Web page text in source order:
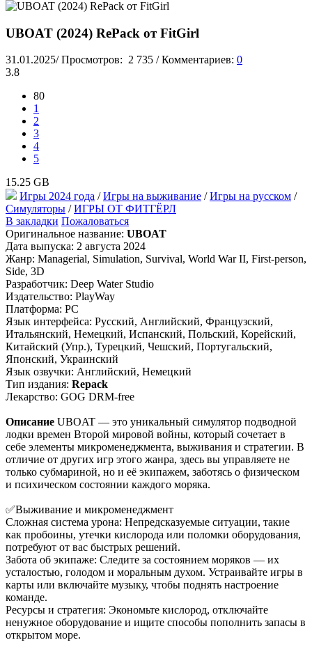
UBOAT (2024) RePack от FitGirl
31.01.2025/ Просмотров: 2 735 / Комментариев: 0
3.8
80
1
2
3
4
5
15.25 GB
Игры 2024 года /Игры на выживание /Игры на русском /
Симуляторы /ИГРЫ ОТ ФИТГЁРЛ
В закладки Пожаловаться
Оригинальное название: UBOAT
Дата выпуска: 2 августа 2024
Жанр: Managerial, Simulation, Survival, World War II, First-person,
Side, 3D
Разработчик: Deep Water Studio
Издательство: PlayWay
Платформа: PC
Язык интерфейса: Русский, Английский, Французский,
Итальянский, Немецкий, Испанский, Польский, Корейский,
Китайский (Упр.), Турецкий, Чешский, Португальский,
Японский, Украинский
Язык озвучки: Английский, Немецкий
Тип издания: Repack
Лекарство: GOG DRM-free
Описание UBOAT — это уникальный симулятор подводной
лодки времен Второй мировой войны, который сочетает в
себе элементы микроменеджмента, выживания и стратегии. В
отличие от других игр этого жанра, здесь вы управляете не
только субмариной, но и её экипажем, заботясь о физическом
и психическом состоянии каждого моряка.
✅Выживание и микроменеджмент
Сложная система урона: Непредсказуемые ситуации, такие
как пробоины, утечки кислорода или поломки оборудования,
потребуют от вас быстрых решений.
Забота об экипаже: Следите за состоянием моряков — их
усталостью, голодом и моральным духом. Устраивайте игры в
карты или включайте музыку, чтобы поднять настроение
команде.
Ресурсы и стратегия: Экономьте кислород, отключайте
ненужное оборудование и ищите способы пополнить запасы в
открытом море.